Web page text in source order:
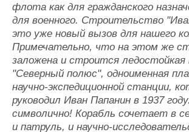
флота как для гражданского
для военного. Строительство
это уже новый вызов для нашего
Примечательно, что на этом же
заложена и строится
"Северный полюс", одноименная
научно-экспедиционной станции,
руководил Иван Папанин в 1937
символично! Корабль сочетает в
и патруль, и научно-